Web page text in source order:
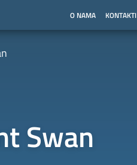
O NAMA KONTAKTI
Swan